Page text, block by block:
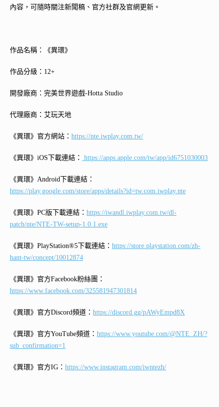
內容，可隨時關注新聞稿、官方社群及官網更新。
作品名稱：《異環》
作品分級：12+
開發廠商：完美世界遊戲-Hotta Studio
代理廠商：艾玩天地
《異環》官方網站： https://nte.iwplay.com.tw/
《異環》iOS下載連結： https://apps.apple.com/tw/app/id6751030003
《異環》Android下載連結：
https://play.google.com/store/apps/details?id=tw.com.iwplay.nte
《異環》PC版下載連結： https://iwandl.iwplay.com.tw/dl-
patch/nte/NTE-TW-setup-1.0.1.exe
《異環》PlayStation®5下載連結： https://store.playstation.com/zh-
hant-tw/concept/10012874
《異環》官方Facebook粉絲團：
https://www.facebook.com/325581947301814
《異環》官方Discord頻道： https://discord.gg/pAWyEmpd8X
《異環》官方YouTube頻道： https://www.youtube.com/@NTE_ZH/?
sub_confirmation=1
《異環》官方IG： https://www.instagram.com/iwntezh/